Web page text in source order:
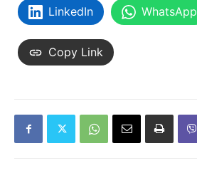
LinkedIn WhatsApp
Copy Link